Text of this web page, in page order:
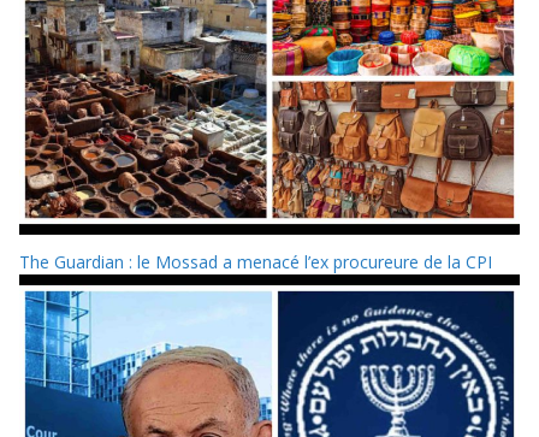
The Guardian : le Mossad a menacé l’ex procureure de la CPI